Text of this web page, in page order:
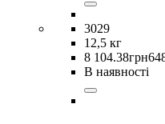
3029
12,5 кг
8 104.38грн
В наявності